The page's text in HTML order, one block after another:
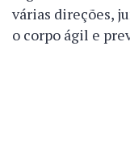
várias direções,
o corpo ágil e